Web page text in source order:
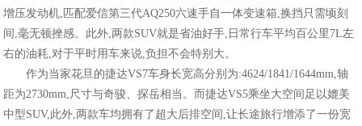
增压发动机,匹配爱信第三代AQ250六速手自一体变速箱,换挡只需顷刻
间,毫无顿挫感。此外,两款SUV就是省油好手,日常行车平均百公里7L左
右的油耗,对于平时用车来说,负担不会特别大。
作为当家花旦的捷达VS7车身长宽高分别为:4624/1841/1644mm,轴
距为2730mm,尺寸与奇骏、探岳相当。而捷达VS5乘坐大空间足以媲美
中型SUV,此外,两款车均拥有了超大后排空间,让长途旅行增添了一份宽